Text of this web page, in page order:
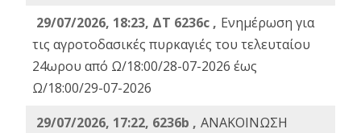
29/07/2026, 18:23, ΔΤ 6236c , Ενημέρωση για
τις αγροτοδασικές πυρκαγιές του τελευταίου
24ωρου από Ω/18:00/28-07-2026 έως
Ω/18:00/29-07-2026
29/07/2026, 17:22, 6236b , ΑΝΑΚΟΙΝΩΣΗ